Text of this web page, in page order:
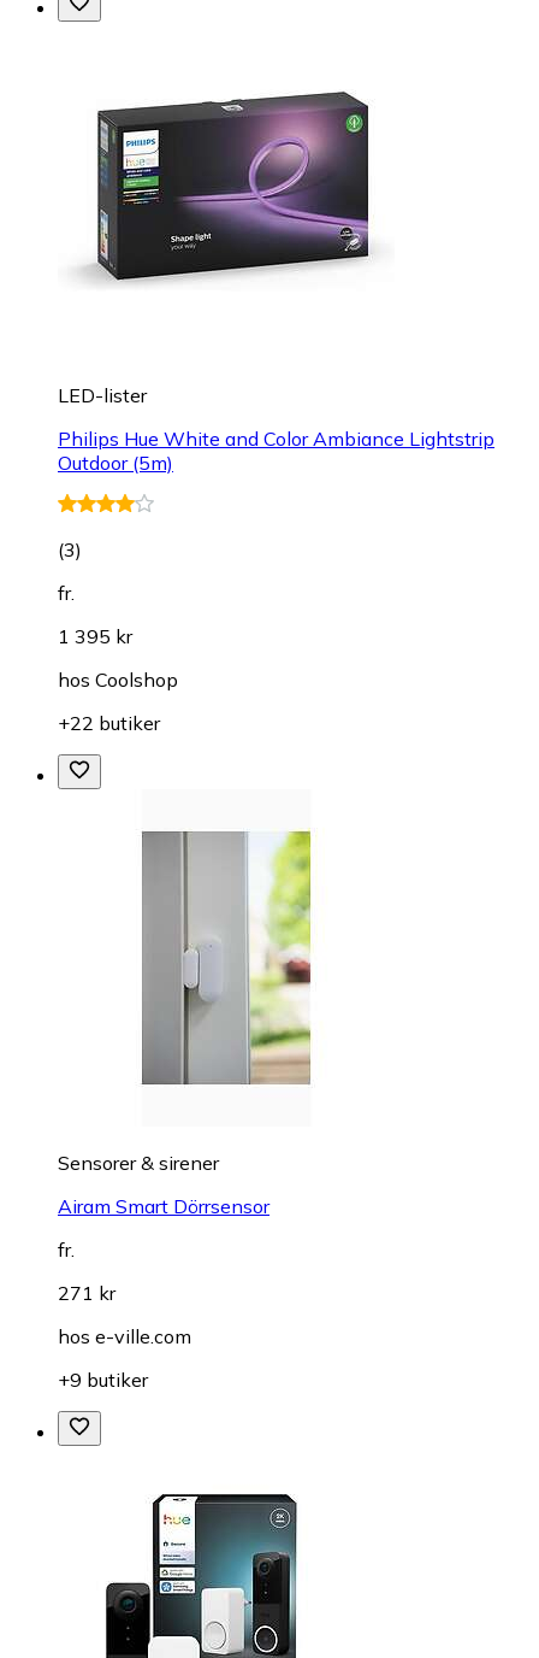
LED-lister
Philips Hue White and Color Ambiance Lightstrip
Outdoor (5m)
(3)
fr.
1 395 kr
hos Coolshop
+22 butiker
Sensorer & sirener
Airam Smart Dörrsensor
fr.
271 kr
hos e-ville.com
+9 butiker